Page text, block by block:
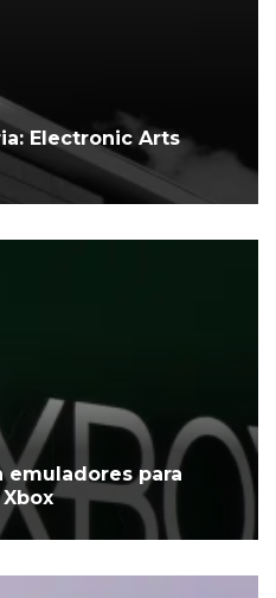
Electronic Arts
emuladores para